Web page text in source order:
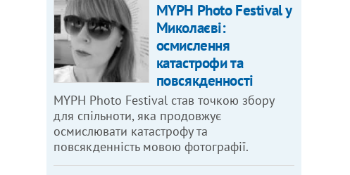
MYPH Photo Festival у
Миколаєві:
осмислення
катастрофи та
повсякденності
MYPH Photo Festival став точкою збору
для спільноти, яка продовжує
осмислювати катастрофу та
повсякденність мовою фотографії.